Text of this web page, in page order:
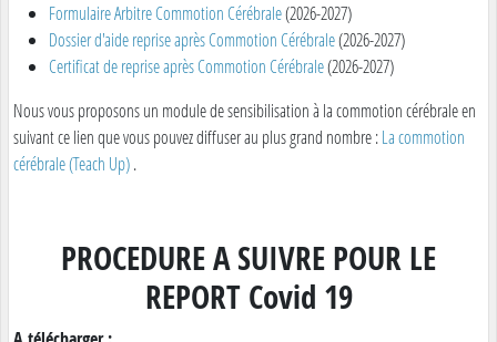
Formulaire Arbitre Commotion Cérébrale(2026-2027)
Dossier d'aide reprise après Commotion Cérébrale(2026-2027)
Certificat de reprise après Commotion Cérébrale(2026-2027)
Nous vous proposons un module de sensibilisation à la commotion cérébrale en
suivant ce lien que vous pouvez diffuser au plus grand nombre :La commotion
cérébrale (Teach Up).
PROCEDURE A SUIVRE POUR LE
REPORT Covid 19